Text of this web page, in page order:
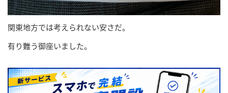
関東地方では考えられない安さだ。
有り難う御座いました。